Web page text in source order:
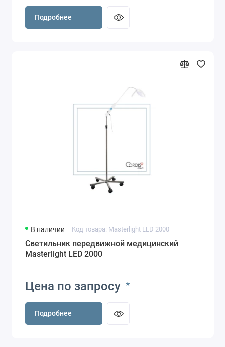
Подробнее
В наличии Код товара: Masterlight LED 2000
Светильник передвижной медицинский
Masterlight LED 2000
Цена по запросу *
Подробнее